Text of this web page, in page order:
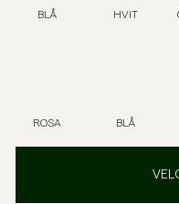
BLÅ HVIT
ROSA BLÅ